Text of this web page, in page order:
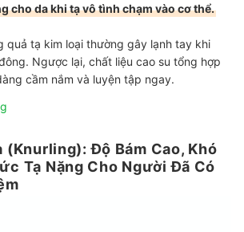
cho da khi tạ vô tình chạm vào cơ thể.
quả tạ kim loại thường gây lạnh tay khi
Ngược lại, chất liệu cao su tổng hợp
cầm nắm và luyện tập ngay.
(Knurling): Độ Bám Cao, Khó
Tạ Nặng Cho Người Đã Có